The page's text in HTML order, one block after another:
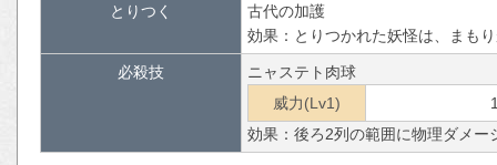
とりつく
古代の加護
効果：とりつかれた妖怪は、まも
必殺技
ニャステト肉球
威力(Lv1)
効果：後ろ2列の範囲に物理ダメー